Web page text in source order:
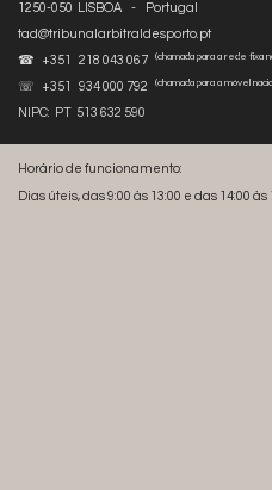
1250-050 LISBOA - Portugal
tad@tribunalarbitraldesporto.pt
☎ +351 218 043 067
(chamada para a rede fixa
☏ +351 934 000 792 (chamada para a móvel
NIPC: PT 513 632 590
Horário de funcionamento:
Dias úteis, das 9:00 às 13:00 e das 14:00 às